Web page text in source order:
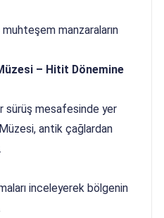
manzaraların
– Hitit Dönemine
sürüş mesafesinde yer
antik çağlardan
inceleyerek bölgenin